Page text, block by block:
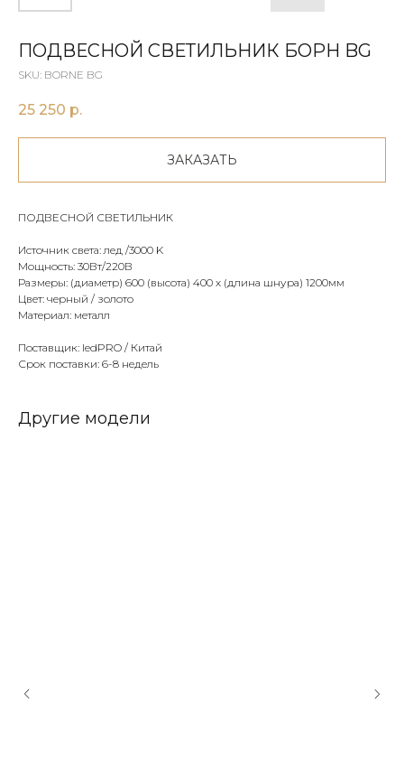
ПОДВЕСНОЙ СВЕТИЛЬНИК БOРН BG
SKU: BORNE BG
25 250 р.
ЗАКАЗАТЬ
ПОДВЕСНОЙ СВЕТИЛЬНИК
Источник света: лед /3000 K
Мощность: 30Вт/220В
Размеры: (диаметр) 600 (высота) 400 х (длина шнура) 1200мм
Цвет: черный / золото
Материал: металл
Поставщик: ledPRO / Китай
Срок поставки: 6-8 недель
Другие модели